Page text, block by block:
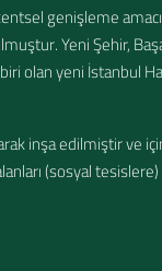
genişleme
Yeni Şehir,
olan yeni İstanbul
inşa edilmiştir ve
(sosyal